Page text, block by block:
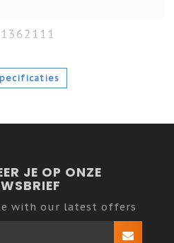
1362111
JE OP ONZE
with our latest offers